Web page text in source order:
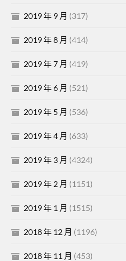
2019 年 9 月 (317)
2019 年 8 月 (414)
2019 年 7 月 (419)
2019 年 6 月 (521)
2019 年 5 月 (536)
2019 年 4 月 (633)
2019 年 3 月 (4324)
2019 年 2 月 (1151)
2019 年 1 月 (1515)
2018 年 12 月 (1196)
2018 年 11 月 (453)